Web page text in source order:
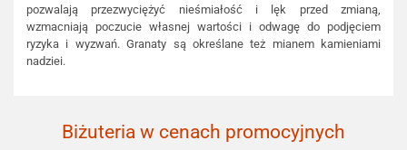
pozwalają przezwyciężyć nieśmiałość i lęk przed zmianą,
wzmacniają poczucie własnej wartości i odwagę do podjęciem
ryzyka i wyzwań. Granaty są określane też mianem kamieniami
nadziei.
Biżuteria w cenach promocyjnych